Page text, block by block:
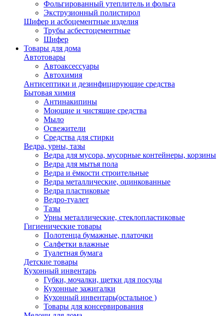
Фольгированный утеплитель и фольга
Экструзионный полистирол
Шифер и асбоцементные изделия
Трубы асбестоцементные
Шифер
Товары для дома
Автотовары
Автоаксессуары
Автохимия
Антисептики и дезинфицирующие средства
Бытовая химия
Антинакипины
Моющие и чистящие средства
Мыло
Освежители
Средства для стирки
Ведра, урны, тазы
Ведра для мусора, мусорные контейнеры, корзины
Ведра для мытья пола
Ведра и ёмкости строительные
Ведра металлические, оцинкованные
Ведра пластиковые
Ведро-туалет
Тазы
Урны металлические, стеклопластиковые
Гигиенические товары
Полотенца бумажные, платочки
Салфетки влажные
Туалетная бумага
Детские товары
Кухонный инвентарь
Губки, мочалки, щетки для посуды
Кухонные зажигалки
Кухонный инвентарь(остальное )
Товары для консервирования